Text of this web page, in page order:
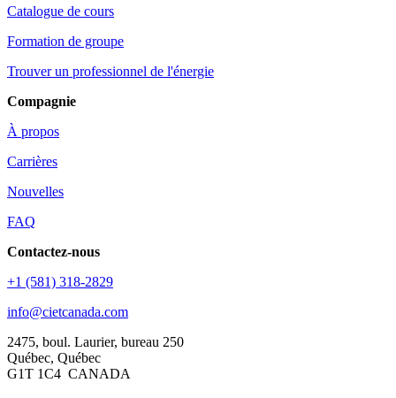
Catalogue de cours
Formation de groupe
Trouver un professionnel de l'énergie
Compagnie
À propos
Carrières
Nouvelles
FAQ
Contactez-nous
+1 (581) 318-2829
info@cietcanada.com
2475, boul. Laurier, bureau 250
Québec, Québec
G1T 1C4 CANADA